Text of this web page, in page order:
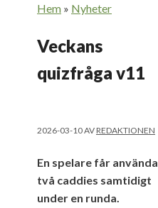
Hem » Nyheter
Veckans
quizfråga v11
2026-03-10AVREDAKTIONEN
En spelare får använda
två caddies samtidigt
under en runda.